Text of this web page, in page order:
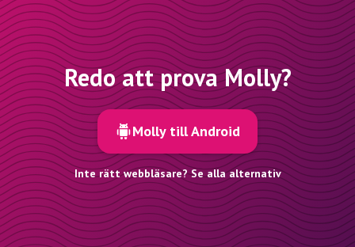
Redo att prova Molly?
Molly till Android
Inte rätt webbläsare? Se alla alternativ